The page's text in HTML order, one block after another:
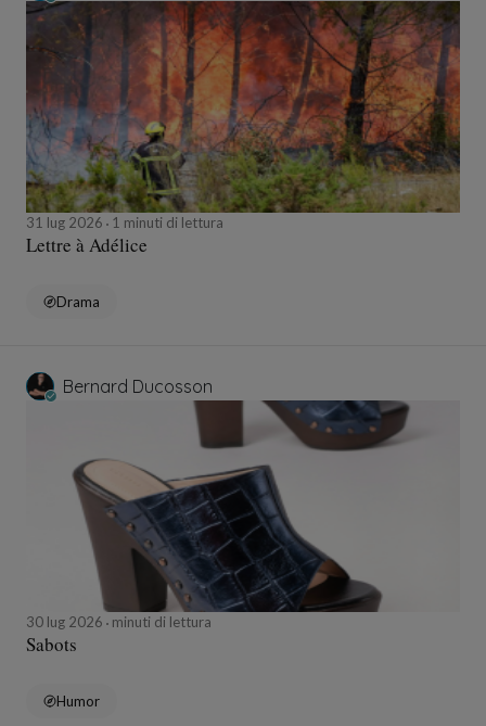
31 lug 2026 1 minuti di lettura
Lettre à Adélice
Drama
Bernard Ducosson
30 lug 2026 minuti di lettura
Sabots
Humor